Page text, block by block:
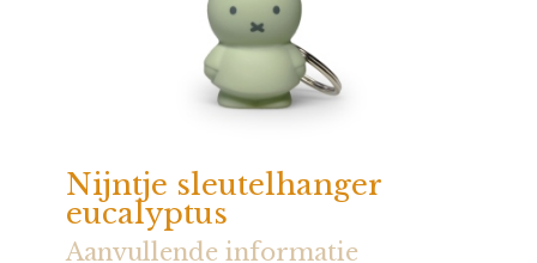
Nijntje sleutelhanger
eucalyptus
Aanvullende informatie